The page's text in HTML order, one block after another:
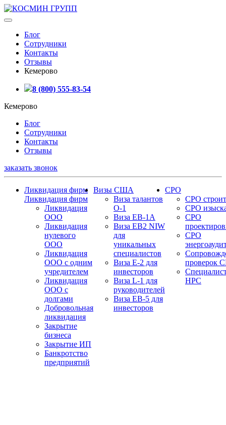
Блог
Сотрудники
Контакты
Отзывы
Кемерово
8 (800) 555-83-54
Кемерово
Блог
Сотрудники
Контакты
Отзывы
заказать звонок
Ликвидация фирм
Ликвидация фирм
Ликвидация
ООО
Ликвидация
нулевого
ООО
Ликвидация
ООО с одним
учредителем
Ликвидация
ООО с
долгами
Добровольная
ликвидация
Закрытие
бизнеса
Закрытие ИП
Банкротство
предприятий
Визы США
Виза талантов
О-1
Виза EB-1A
Виза EB2 NIW
для
уникальных
специалистов
Виза E-2 для
инвесторов
Виза L-1 для
руководителей
Виза EB-5 для
инвесторов
СРО
СРО
СРО
СРО
СРО
проверок
НРС